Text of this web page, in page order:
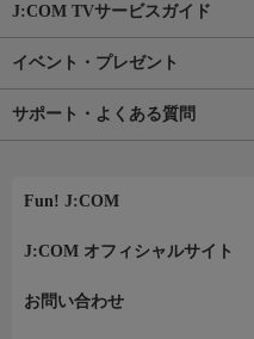
J:COM TVサービスガイド
イベント・プレゼント
サポート・よくある質問
Fun! J:COM
J:COM オフィシャルサイト
お問い合わせ